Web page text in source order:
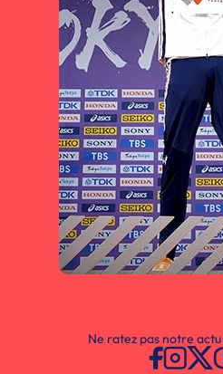
Ne ratez pas notre